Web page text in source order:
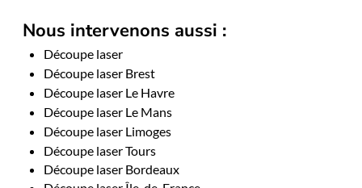
Nous intervenons aussi :
Découpe laser
Découpe laser Brest
Découpe laser Le Havre
Découpe laser Le Mans
Découpe laser Limoges
Découpe laser Tours
Découpe laser Bordeaux